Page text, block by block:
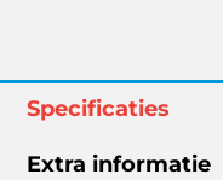
50412
aantal
Specificaties
Extra informatie